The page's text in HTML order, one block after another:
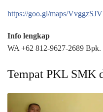
https://goo.gl/maps/
Info lengkap
WA +62 812-9627-2689
Tempat PKL SMK